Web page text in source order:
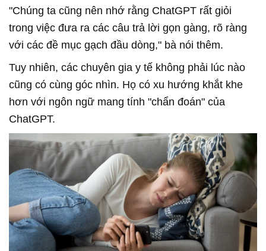
"Chúng ta cũng nên nhớ rằng ChatGPT rất giỏi
trong việc đưa ra các câu trả lời gọn gàng, rõ ràng
với các đề mục gạch đầu dòng," bà nói thêm.
Tuy nhiên, các chuyên gia y tế không phải lúc nào
cũng có cùng góc nhìn. Họ có xu hướng khắt khe
hơn với ngôn ngữ mang tính "chẩn đoán" của
ChatGPT.